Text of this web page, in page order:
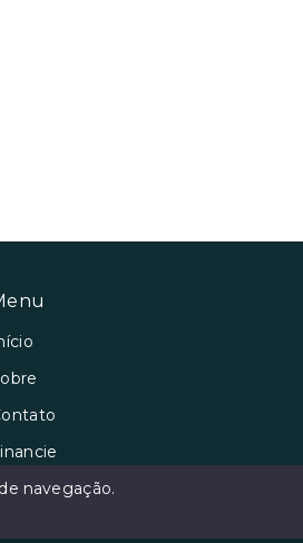
seu Imóvel
navegação.